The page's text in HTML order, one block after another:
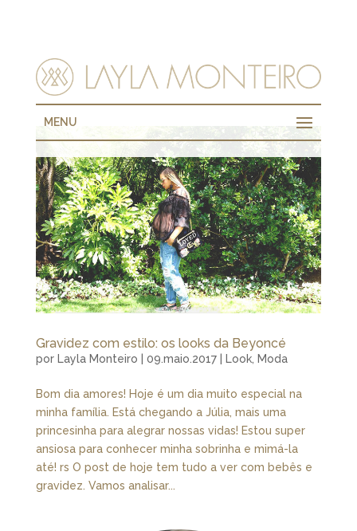
MENU
Gravidez com estilo: os looks da Beyoncé
por Layla Monteiro 09.maio.2017| Look, Moda
Bom dia amores! Hoje é um dia muito especial na
minha família. Está chegando a Júlia, mais uma
princesinha para alegrar nossas vidas! Estou super
ansiosa para conhecer minha sobrinha e mimá-la
até! rs O post de hoje tem tudo a ver com bebês e
gravidez. Vamos analisar...